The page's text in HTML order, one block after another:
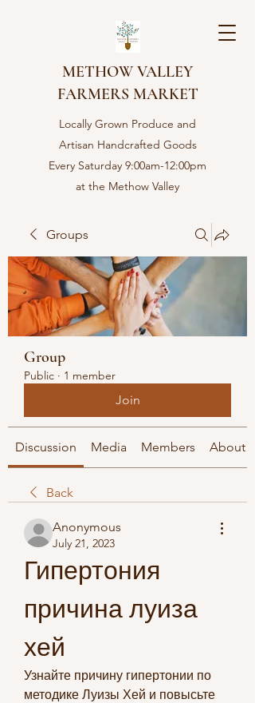
METHOW VALLEY
FARMERS MARKET
Locally Grown Produce and
Artisan Handcrafted Goods
Every Saturday 9:00am-12:00pm
at the Methow Valley
Groups
Group
Public · 1 member
Join
Discussion Media Members About
Back
Anonymous
July 21, 2023
Гипертония
причина луиза
хей
Узнайте причину гипертонии по
методике Луизы Хей и повысьте